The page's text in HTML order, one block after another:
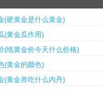
(硬黄金是什么黄金)
(黄金瓜作用)
(纸黄金价今天什么价格)
(黄金的颜色)
(黄金兽吃什么内丹)